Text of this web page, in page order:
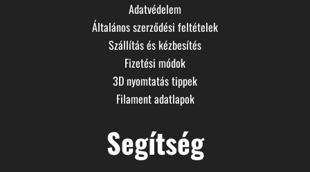
Adatvédelem
Általános szerződési feltételek
Szállítás és kézbesítés
Fizetési módok
3D nyomtatás tippek
Filament adatlapok
Segítség